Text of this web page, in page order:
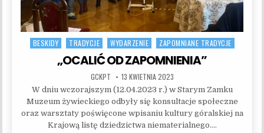
Posted in
BESKIDY TRADYCJE WYDARZENIE ZAPOMNIANE TRADYCJE
„OCALIĆ OD ZAPOMNIENIA”
AUTHOR:
GCKPT PUBLISHED DATE:
13 KWIETNIA 2023
W dniu wczorajszym (12.04.2023 r.) w Starym Zamku
Muzeum żywieckiego odbyły się konsultacje społeczne
oraz warsztaty poświęcone wpisaniu kultury góralskiej na
Krajową listę dziedzictwa niematerialnego….